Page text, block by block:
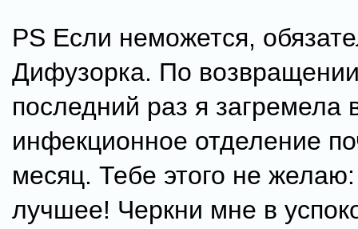
PS Если неможется,
Дифузорка. По
последний раз я загремела
инфекционное отделение
месяц. Тебе этого не
лучшее! Черкни мне в